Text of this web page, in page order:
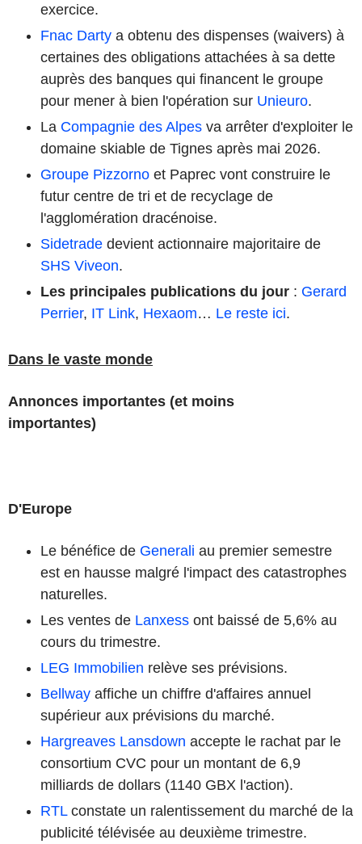
exercice.
Fnac Darty a obtenu des dispenses (waivers) à
certaines des obligations attachées à sa dette
auprès des banques qui financent le groupe
pour mener à bien l'opération sur Unieuro.
La Compagnie des Alpes va arrêter d'exploiter le
domaine skiable de Tignes après mai 2026.
Groupe Pizzorno et Paprec vont construire le
futur centre de tri et de recyclage de
l'agglomération dracénoise.
Sidetrade devient actionnaire majoritaire de
SHS Viveon.
Les principales publications du jour : Gerard
Perrier, IT Link, Hexaom… Le reste ici.
Dans le vaste monde
Annonces importantes (et moins
importantes)
D'Europe
Le bénéfice de Generali au premier semestre
est en hausse malgré l'impact des catastrophes
naturelles.
Les ventes de Lanxess ont baissé de 5,6% au
cours du trimestre.
LEG Immobilien relève ses prévisions.
Bellway affiche un chiffre d'affaires annuel
supérieur aux prévisions du marché.
Hargreaves Lansdown accepte le rachat par le
consortium CVC pour un montant de 6,9
milliards de dollars (1140 GBX l'action).
RTLconstate un ralentissement du marché de la
publicité télévisée au deuxième trimestre.